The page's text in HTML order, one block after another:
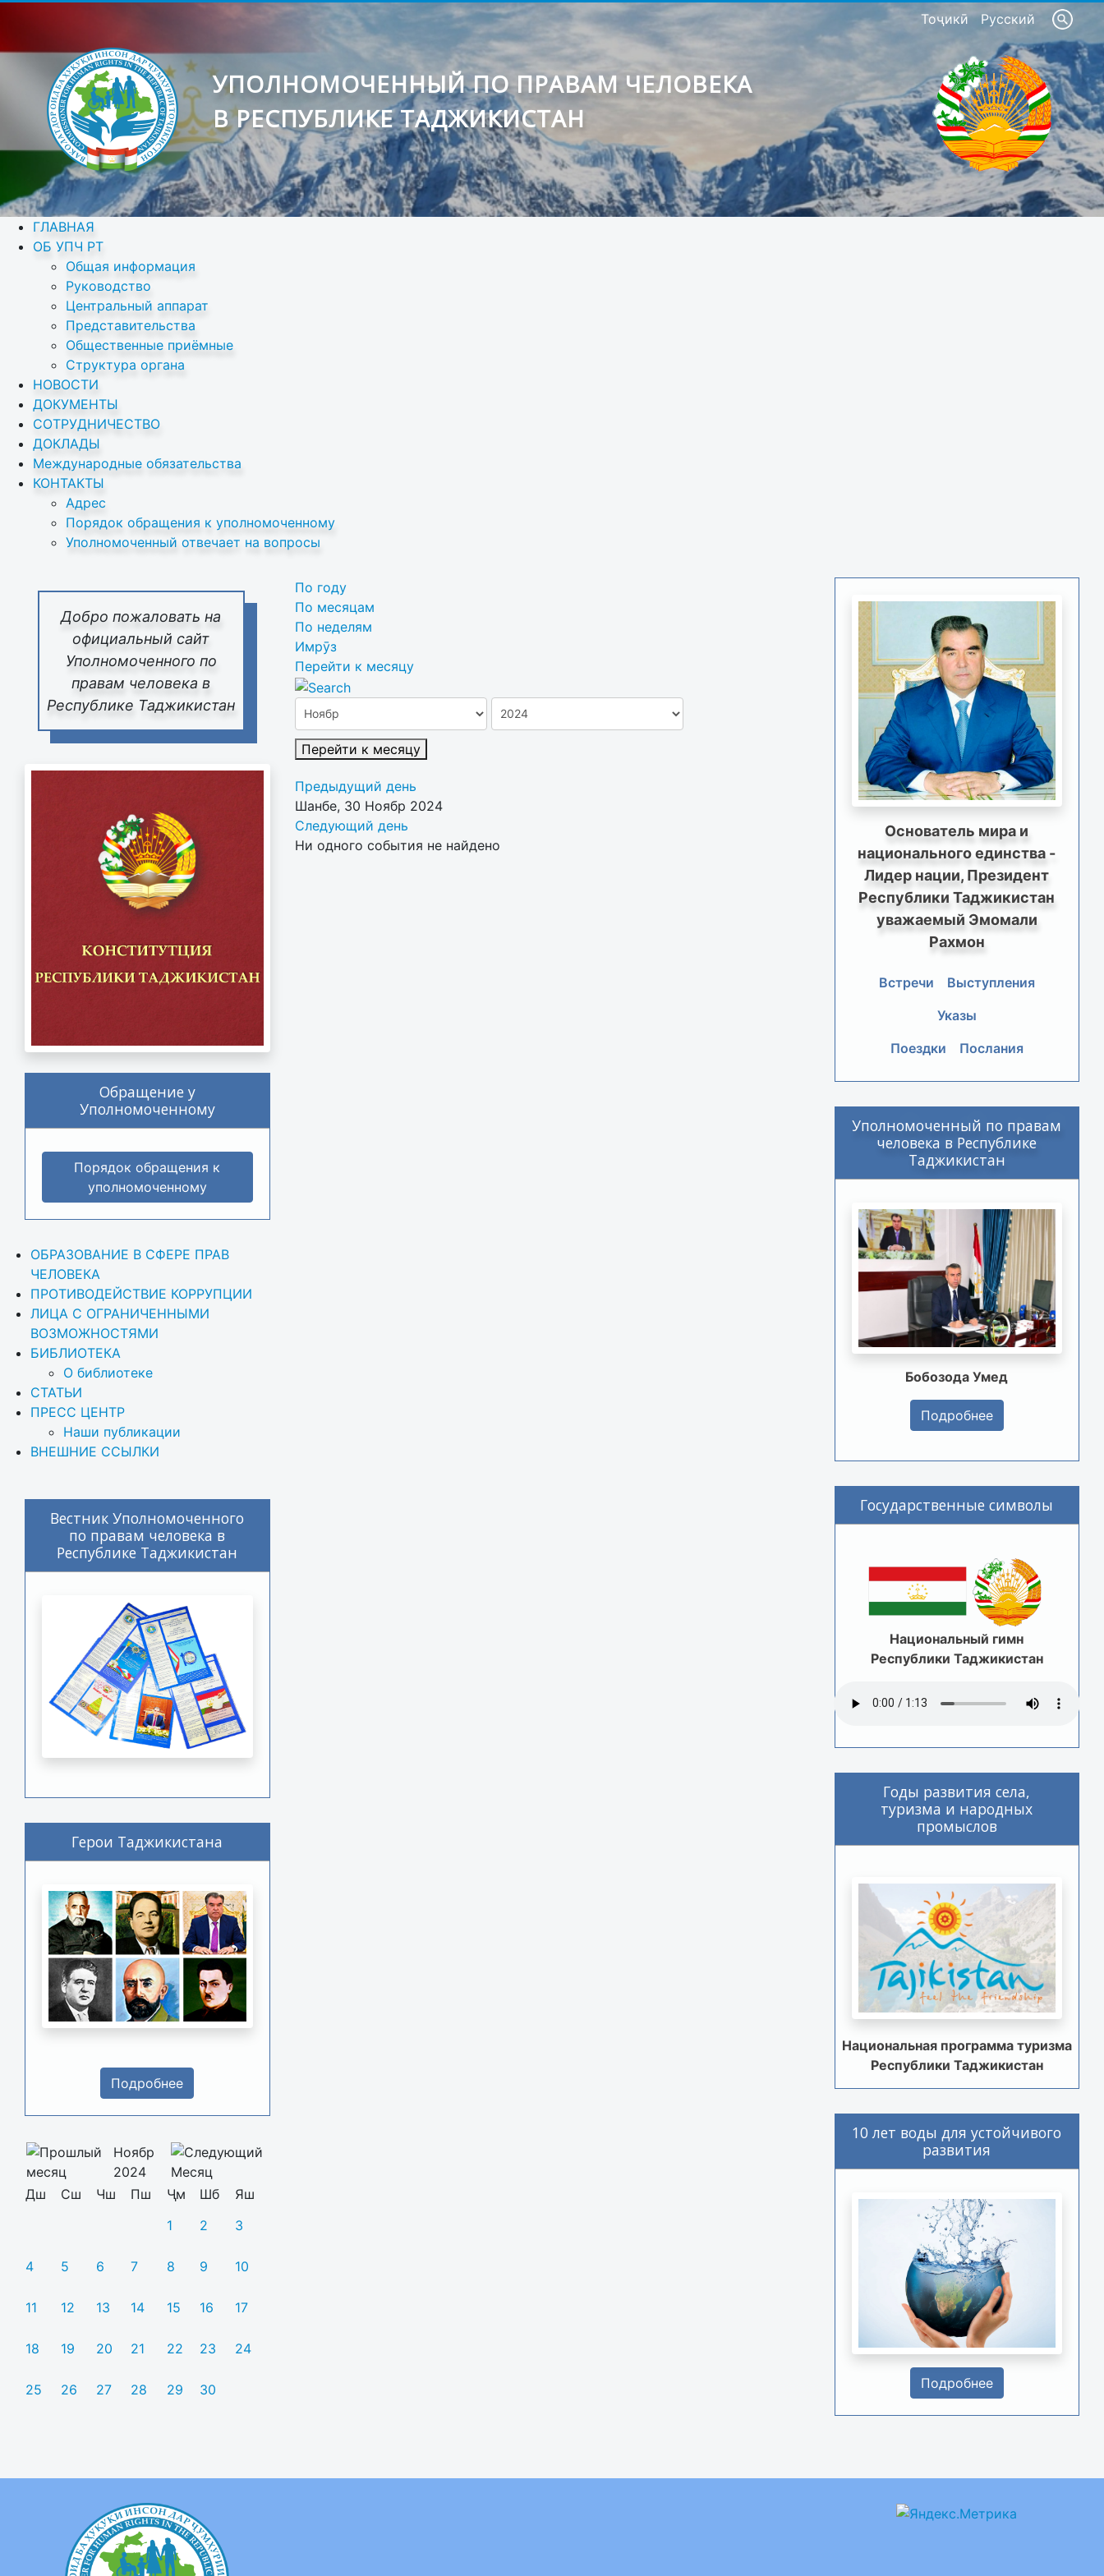
Тоҷикӣ Русский
УПОЛНОМОЧЕННЫЙ ПО ПРАВАМ ЧЕЛОВЕКА
В РЕСПУБЛИКЕ ТАДЖИКИСТАН
ГЛАВНАЯ
ОБ УПЧ РТ
Общая информация
Руководство
Центральный аппарат
Представительства
Общественные приёмные
Структура органа
НОВОСТИ
ДОКУМЕНТЫ
СОТРУДНИЧЕСТВО
ДОКЛАДЫ
Международные обязательства
КОНТАКТЫ
Адрес
Порядок обращения к уполномоченному
Уполномоченный отвечает на вопросы
Добро пожаловать на
официальный сайт
Уполномоченного по
правам человека в
Республике Таджикистан
Обращение у
Уполномоченному
Порядок обращения к
уполномоченному
ОБРАЗОВАНИЕ В СФЕРЕ ПРАВ
ЧЕЛОВЕКА
ПРОТИВОДЕЙСТВИЕ КОРРУПЦИИ
ЛИЦА С ОГРАНИЧЕННЫМИ
ВОЗМОЖНОСТЯМИ
БИБЛИОТЕКА
О библиотеке
СТАТЬИ
ПРЕСС ЦЕНТР
Наши публикации
ВНЕШНИЕ ССЫЛКИ
Вестник Уполномоченного
по правам человека в
Республике Таджикистан
Герои Таджикистана
Подробнее
Ноябр
2024
Дш
Сш Чш Пш Ҷм Шб
Яш
1
2 3
4 5 6 7 8 9 10
11 12 13 14 15 16 17
18 19 20 21 22 23 24
25 26 27 28 29 30
По году
По месяцам
По неделям
Имрӯз
Перейти к месяцу
Перейти к месяцу
Предыдущий день
Шанбе, 30 Ноябр 2024
Следующий день
Ни одного события не найдено
Основатель мира и
национального единства -
Лидер нации, Президент
Республики Таджикистан
уважаемый Эмомали
Рахмон
Встречи
Выступления
Указы
Поездки
Послания
Уполномоченный по правам
человека в Республике
Таджикистан
Бобозода Умед
Подробнее
Государственные символы
Национальный гимн
Республики Таджикистан
Годы развития села,
туризма и народных
промыслов
Национальная программа туризма
Республики Таджикистан
10 лет воды для устойчивого
развития
Подробнее